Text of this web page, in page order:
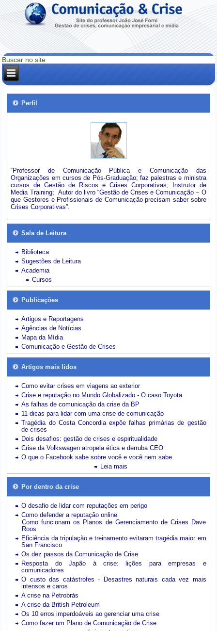
Perfil
“Professor de Comunicação Pública e Comunicação das
Organizações em cursos de Pós-Graduação; faz palestras e ministra
cursos de Gestão de Riscos e Crises Corporativas; Instrutor de
Media Training; Autor do livro “Gestão de Crises e Comunicação – O
que Gestores e Profissionais de Comunicação precisam saber sobre
Crises Corporativas”.
Sala de Leitura
Biblioteca
Sugestões de Leitura
Academia
Cursos
Publicações
Artigos e Reportagens
Agências de Notícias
Mapa da Mídia
Comunicação e Gestão de Crises
Artigos mais lidos
Como evitar crises em viagens ao exterior
Crise e reputação no Mundo Globalizado - O caso Toyota
As falhas de comunicação da crise da BP
11 dicas para lidar com uma crise de comunicação
Tragédia do Costa Concordia expõe falhas primárias de gestão
de crises
Dois desafios: gestão de crises e espiritualidade
Crise da Volkswagen atropela ética e derruba CEO
O que o Facebook sabe sobre você e você nem sabe
Leia mais
Por dentro da crise
O desafio de lidar com reputações em perigo
Como defender a reputação online
Como funcionam os Planos de Gerenciamento de Crises Dave
Roos
Eficiência da tripulação e treinamento evitaram tragédia maior em
San Francisco
Os dez passos da Comunicação de Crise
Resposta do Japão à crise: lições para empresas e
comunicadores
O custo das catástrofes -
Desastres naturais cada vez mais
intensos e caros
A crise na Petrobrás
A crise da British Petroleum
Os 10 erros imperdoáveis ao gerenciar uma crise
Como fazer um Plano de Comunicação de Crise